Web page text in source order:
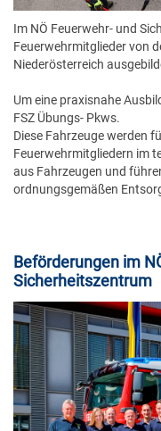
Im NÖ Feuerwehr- und
Feuerwehrmitglieder von
Niederösterreich
Um eine praxisnahe
FSZ Übungs- Pkws.
Diese Fahrzeuge werden
Feuerwehrmitgliedern im
aus Fahrzeugen und
ordnungsgemäßen
Beförderungen im
Sicherheitszentrum